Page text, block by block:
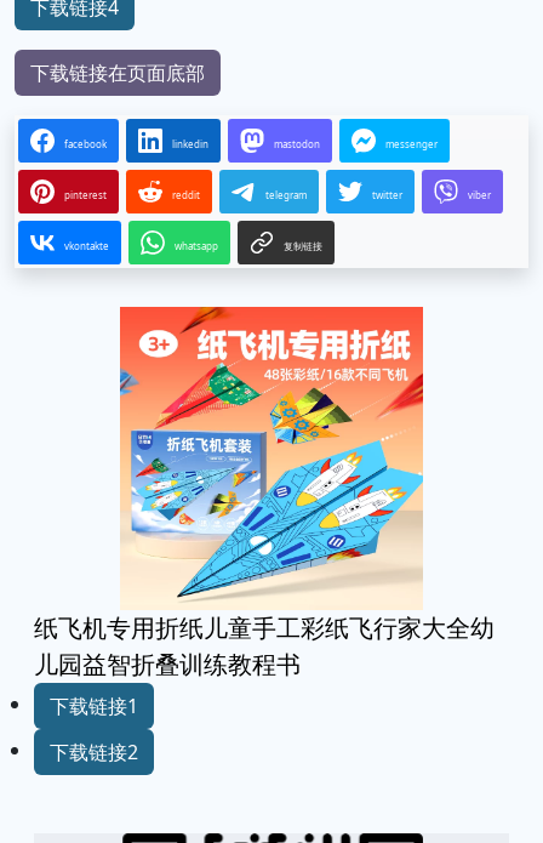
下载链接4
下载链接在页面底部
facebook linkedin mastodon messenger
pinterest reddit telegram twitter viber
vkontakte whatsapp 复制链接
纸飞机专用折纸儿童手工彩纸飞行家大全幼
儿园益智折叠训练教程书
下载链接1
下载链接2